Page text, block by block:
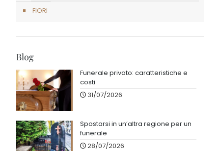
FIORI
Blog
Funerale privato: caratteristiche e
costi
31/07/2026
Spostarsi in un’altra regione per un
funerale
28/07/2026